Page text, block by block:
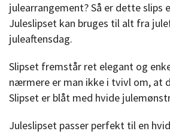
julearrangement? Så er dette slips
Juleslipset kan bruges til alt fra
juleaftensdag.
Slipset fremstår ret elegant og
nærmere er man ikke i tvivl om, at
Slipset er blåt med hvide
Juleslipset passer perfekt til en